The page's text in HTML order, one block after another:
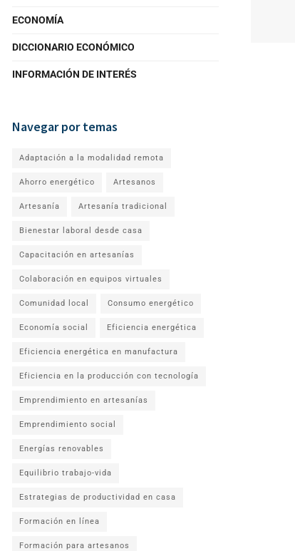
ECONOMÍA
DICCIONARIO ECONÓMICO
INFORMACIÓN DE INTERÉS
Navegar por temas
Adaptación a la modalidad remota
Ahorro energético Artesanos
Artesanía Artesanía tradicional
Bienestar laboral desde casa
Capacitación en artesanías
Colaboración en equipos virtuales
Comunidad local Consumo energético
Economía social Eficiencia energética
Eficiencia energética en manufactura
Eficiencia en la producción con tecnología
Emprendimiento en artesanías
Emprendimiento social
Energías renovables
Equilibrio trabajo-vida
Estrategias de productividad en casa
Formación en línea
Formación para artesanos